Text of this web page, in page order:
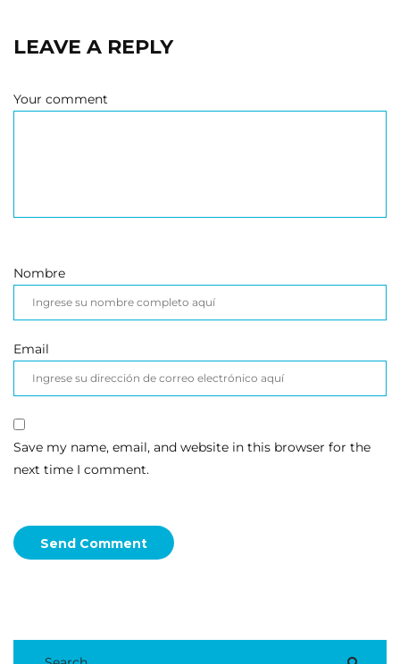
LEAVE A REPLY
Your comment
Nombre
Email
Save my name, email, and website in this browser for the
next time I comment.
Send Comment